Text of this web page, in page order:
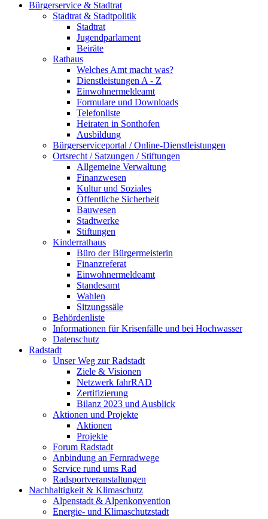
Bürgerservice & Stadtrat
Stadtrat & Stadtpolitik
Stadtrat
Jugendparlament
Beiräte
Rathaus
Welches Amt macht was?
Dienstleistungen A - Z
Einwohnermeldeamt
Formulare und Downloads
Telefonliste
Heiraten in Sonthofen
Ausbildung
Bürgerserviceportal / Online-Dienstleistungen
Ortsrecht / Satzungen / Stiftungen
Allgemeine Verwaltung
Finanzwesen
Kultur und Soziales
Öffentliche Sicherheit
Bauwesen
Stadtwerke
Stiftungen
Kinderrathaus
Büro der Bürgermeisterin
Finanzreferat
Einwohnermeldeamt
Standesamt
Wahlen
Sitzungssäle
Behördenliste
Informationen für Krisenfälle und bei Hochwasser
Datenschutz
Radstadt
Unser Weg zur Radstadt
Ziele & Visionen
Netzwerk fahrRAD
Zertifizierung
Bilanz 2023 und Ausblick
Aktionen und Projekte
Aktionen
Projekte
Forum Radstadt
Anbindung an Fernradwege
Service rund ums Rad
Radsportveranstaltungen
Nachhaltigkeit & Klimaschutz
Alpenstadt & Alpenkonvention
Energie- und Klimaschutzstadt